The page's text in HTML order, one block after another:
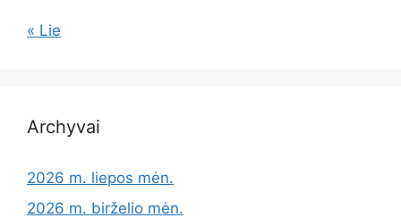
« Lie
Archyvai
2026 m. liepos mėn.
2026 m. birželio mėn.